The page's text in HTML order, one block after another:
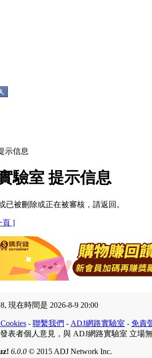
示信息
驗室 提示信息
已被刪除或正在被審核，請返回。
頁 ]
現在時間是 2026-8-9 20:00
- 聯繫我們 - ADJ網路實驗室 - 免責
表者個人意見，與 ADJ網路實驗室 立場
6.0.0 © 2015 ADJ Network Inc.